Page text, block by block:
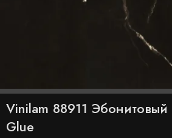
Vinilam 88911
Glue